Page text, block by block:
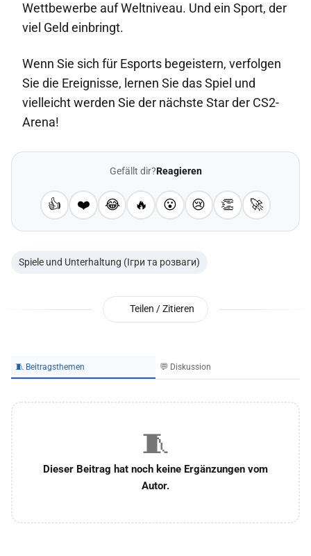
Wettbewerbe auf Weltniveau. Und ein Sport, der
viel Geld einbringt.
Wenn Sie sich für Esports begeistern, verfolgen
Sie die Ereignisse, lernen Sie das Spiel und
vielleicht werden Sie der nächste Star der CS2-
Arena!
Gefällt dir?Reagieren
👍 ❤️ 😂 🔥 😮 😢 👏 🚀
Spiele und Unterhaltung (Ігри та розваги)
Teilen / Zitieren
🧵 Beitragsthemen 💬 Diskussion
🧵
Dieser Beitrag hat noch keine Ergänzungen vom
Autor.